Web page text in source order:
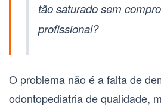
tão saturado sem
profissional?
O problema não é a falta de
odontopediatria de qualidade,